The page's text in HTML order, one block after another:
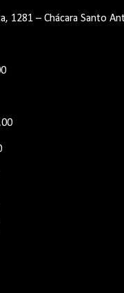
1281 – Chácara Santo